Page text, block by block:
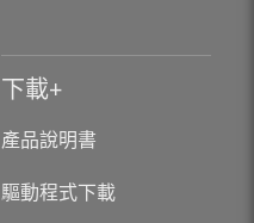
下載
產品說明書
驅動程式下載